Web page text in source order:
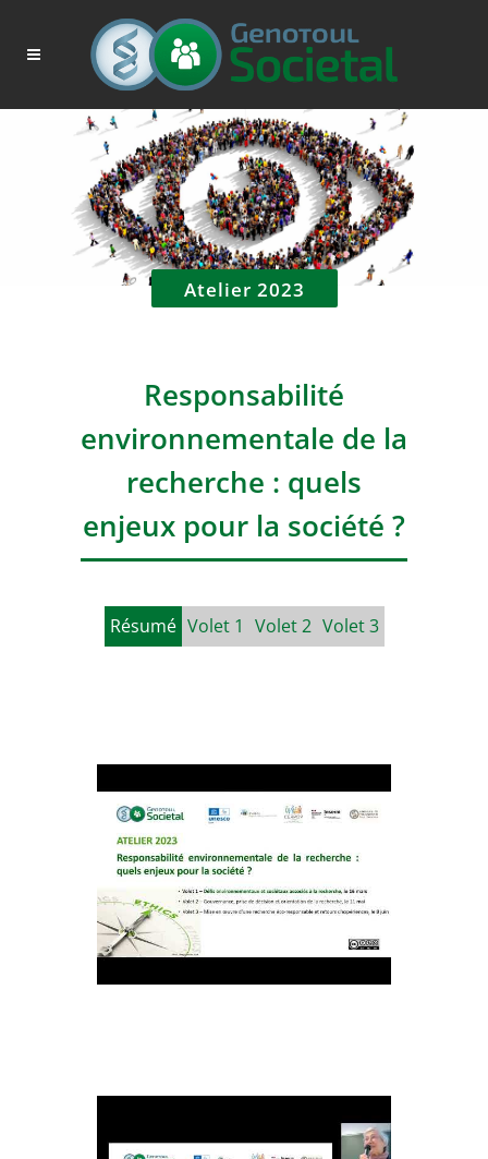
Atelier 2023
Responsabilité
environnementale de la
recherche : quels
enjeux pour la société ?
Résumé Volet 1 Volet 2 Volet 3